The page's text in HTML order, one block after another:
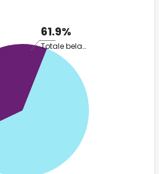
61.9%
Totale belasting